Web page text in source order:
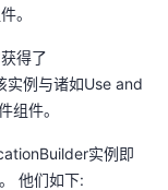
。
得了
实例与诸如Use and
组件。
实例即
他们如下: